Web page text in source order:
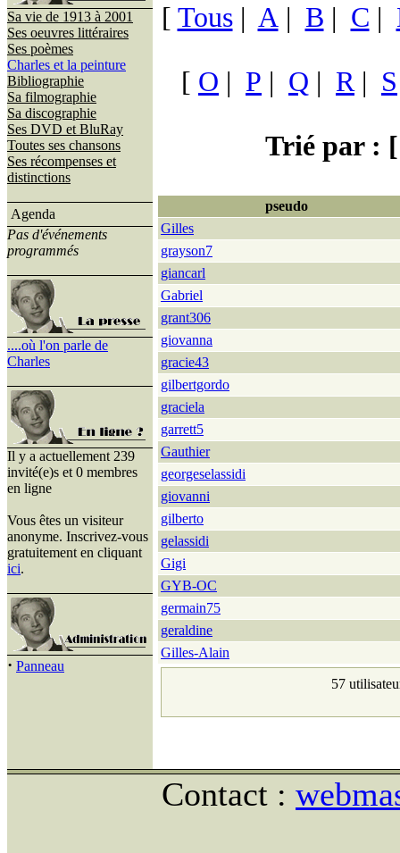
Sa vie de 1913 à 2001
Ses oeuvres littéraires
Ses poèmes
Charles et la peinture
Bibliographie
Sa filmographie
Sa discographie
Ses DVD et BluRay
Toutes ses chansons
Ses récompenses et
distinctions
Agenda
Pas d'événements
programmés
....où l'on parle de
Charles
Il y a actuellement 239
invité(e)s et 0 membres
en ligne
Vous êtes un visiteur
anonyme. Inscrivez-vous
gratuitement en cliquant
ici.
· Panneau
[ Tous| A| B | C |
[ O | P | Q | R| S
Trié par : [
pseudo
Gilles
grayson7
giancarl
Gabriel
grant306
giovanna
gracie43
gilbertgordo
graciela
garrett5
Gauthier
georgeselassidi
giovanni
gilberto
gelassidi
Gigi
GYB-OC
germain75
geraldine
Gilles-Alain
57
Contact :